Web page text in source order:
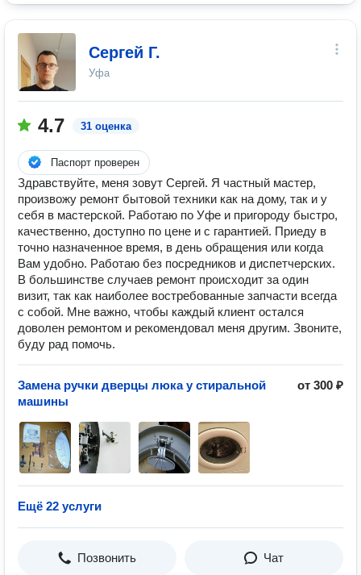
Сергей Г.
Уфа
4.7 31 оценка
Паспорт проверен
Здравствуйте, меня зовут Сергей. Я частный мастер,
произвожу ремонт бытовой техники как на дому, так и у
себя в мастерской. Работаю по Уфе и пригороду быстро,
качественно, доступно по цене и с гарантией. Приеду в
точно назначенное время, в день обращения или когда
Вам удобно. Работаю без посредников и диспетчерских.
В большинстве случаев ремонт происходит за один
визит, так как наиболее востребованные запчасти всегда
с собой. Мне важно, чтобы каждый клиент остался
доволен ремонтом и рекомендовал меня другим. Звоните,
буду рад помочь.
Замена ручки дверцы люка у стиральной
машины
от 300 ₽
Ещё 22 услуги
Позвонить Чат